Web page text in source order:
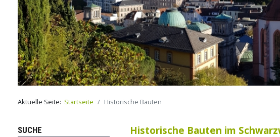
Aktuelle Seite: Startseite Historische Bauten
SUCHE
Historische Bauten im